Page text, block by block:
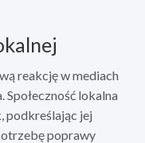
reakcję w mediach
lokalna
podkreślając jej
poprawy